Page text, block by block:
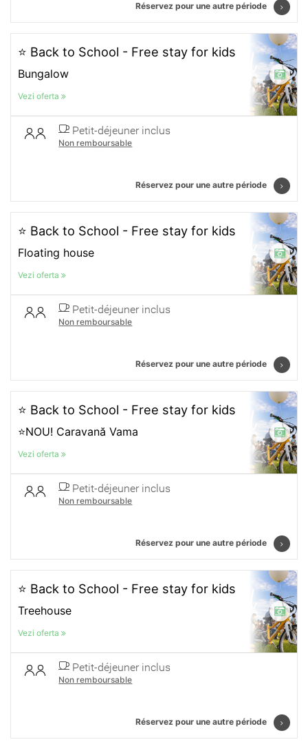
Réservez pour une autre période
⭐ Back to School - Free stay for kids
Bungalow
Vezi oferta
Petit-déjeuner inclus
Non remboursable
Réservez pour une autre période
⭐ Back to School - Free stay for kids
Floating house
Vezi oferta
Petit-déjeuner inclus
Non remboursable
Réservez pour une autre période
⭐ Back to School - Free stay for kids
⭐NOU! Caravană Vama
Vezi oferta
Petit-déjeuner inclus
Non remboursable
Réservez pour une autre période
⭐ Back to School - Free stay for kids
Treehouse
Vezi oferta
Petit-déjeuner inclus
Non remboursable
Réservez pour une autre période